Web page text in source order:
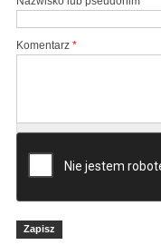
Komentarz *